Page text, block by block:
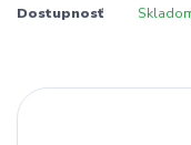
Dostupnosť